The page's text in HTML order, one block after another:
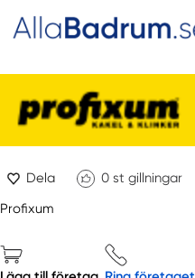
Dela 0 st gillningar
Profixum